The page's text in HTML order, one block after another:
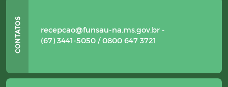
recepcao@funsau-na.ms.gov.br -
(67) 3441-5050 / 0800 647 3721